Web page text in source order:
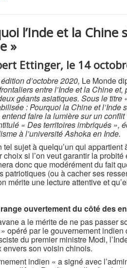
l’Inde et la
»
Ettinger, le 14
d’octobre 2020, Le Monde
entre l’Inde et la Chine
géants asiatiques. Sous le titre
: Pourquoi la Chine et l’Inde
faire la lumière sur un conflit
« Des territoires imbriqués »,
à l’université Ashoka en Inde.
tel sujet à quelqu’un qui appartient
choix si l’on veut garantir la
donc que modérément du fait
patriotiques (ou à cacher ses
mérite une lecture attentive et
range ouvertement du côté des
a le mérite de ne pas passer
opéré par le gouvernement
du premier ministre Modi,
envers son voisin chinois.
indien « a signé avec